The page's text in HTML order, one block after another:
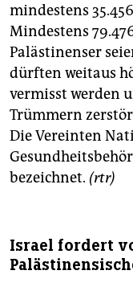
mindestens
Mindestens
Palästinenser
dürften weitaus
vermisst werden
Trümmern
Die Vereinten
bezeichnet. (rtr)
Israel fordert